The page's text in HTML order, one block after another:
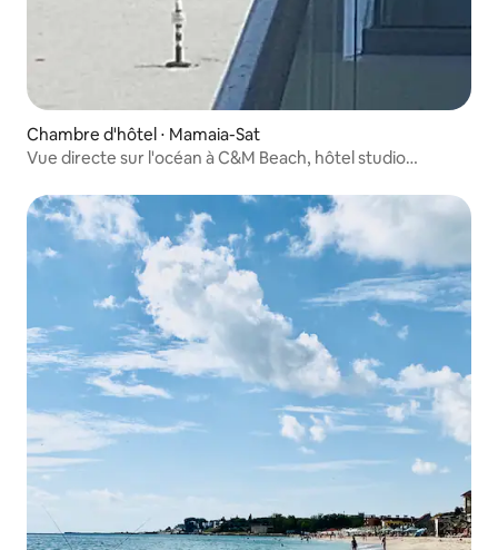
Chambre d'hôtel ⋅ Mamaia-Sat
Vue directe sur l'océan à C&M Beach, hôtel studio